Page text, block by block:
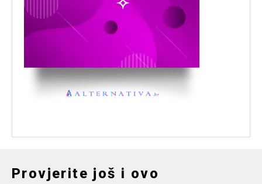
Provjerite još i ovo